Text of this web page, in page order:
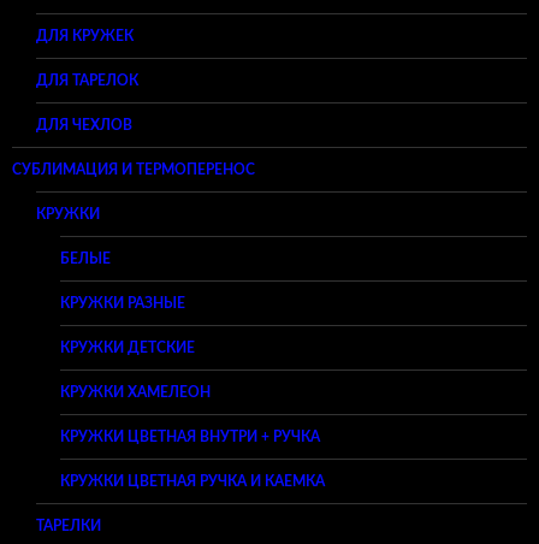
ДЛЯ КРУЖЕК
ДЛЯ ТАРЕЛОК
ДЛЯ ЧЕХЛОВ
СУБЛИМАЦИЯ И ТЕРМОПЕРЕНОС
КРУЖКИ
БЕЛЫЕ
КРУЖКИ РАЗНЫЕ
КРУЖКИ ДЕТСКИЕ
КРУЖКИ ХАМЕЛЕОН
КРУЖКИ ЦВЕТНАЯ ВНУТРИ + РУЧКА
КРУЖКИ ЦВЕТНАЯ РУЧКА И КАЕМКА
ТАРЕЛКИ